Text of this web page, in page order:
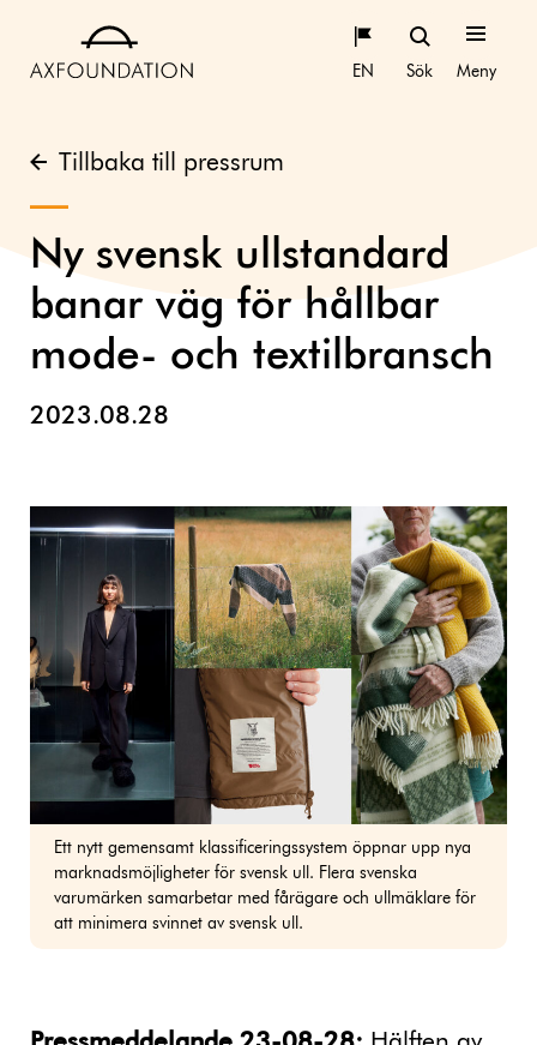
EN Sök Meny
Tillbaka till pressrum
Ny svensk ullstandard
banar väg för hållbar
mode- och textilbransch
2023.08.28
Ett nytt gemensamt klassificeringssystem öppnar upp nya
marknadsmöjligheter för svensk ull. Flera svenska
varumärken samarbetar med fårägare och ullmäklare för
att minimera svinnet av svensk ull.